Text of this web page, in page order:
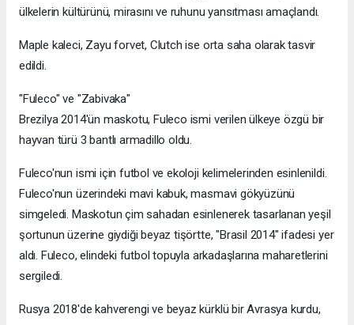
ülkelerin kültürünü, mirasını ve ruhunu yansıtması amaçlandı.
Maple kaleci, Zayu forvet, Clutch ise orta saha olarak tasvir
edildi.
"Fuleco" ve "Zabivaka"
Brezilya 2014'ün maskotu, Fuleco ismi verilen ülkeye özgü bir
hayvan türü 3 bantlı armadillo oldu.
Fuleco'nun ismi için futbol ve ekoloji kelimelerinden esinlenildi.
Fuleco'nun üzerindeki mavi kabuk, masmavi gökyüzünü
simgeledi. Maskotun çim sahadan esinlenerek tasarlanan yeşil
şortunun üzerine giydiği beyaz tişörtte, "Brasil 2014" ifadesi yer
aldı. Fuleco, elindeki futbol topuyla arkadaşlarına maharetlerini
sergiledi.
Rusya 2018'de kahverengi ve beyaz kürklü bir Avrasya kurdu,